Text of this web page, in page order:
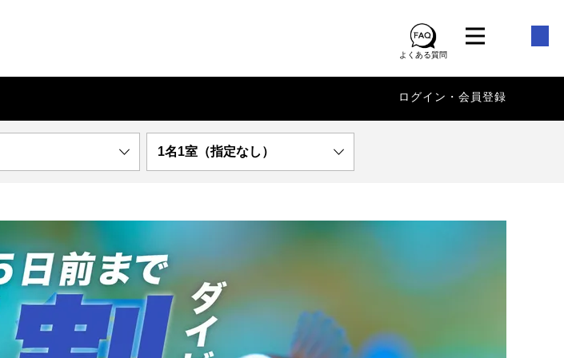
よくある質問
ログイン・会員登録
1名1室（指定なし）